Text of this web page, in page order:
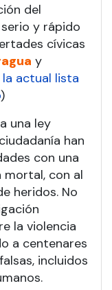
del
y rápido
cívicas
y
actual lista
)
una ley
han
con una
mortal, con al
heridos. No
la violencia
a centenares
incluidos